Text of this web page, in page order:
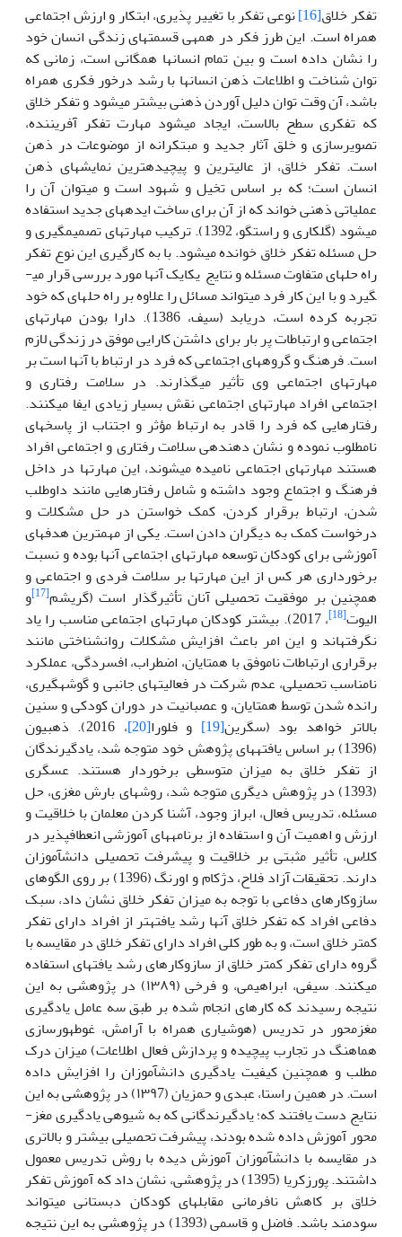
تفکر خلاق[16]
نوعی تفکر با تغییر­ پذیری، ابتکار و ارزش اجتماعی
همراه است. این طرز فکر در همه­ی قسمت­های زندگی انسان خود
را نشان داده است و بین تمام انسان­ها همگانی است، زمانی که
توان شناخت و اطلاعات ذهن انسان­ها با رشد درخور فکری همراه
باشد، آن وقت توان دلیل آوردن ذهنی بیشتر می­شود و تفکر خلاق
که تفکری سطح بالاست، ایجاد می­شود مهارت تفکر آفریننده،
تصویرسازی و خلق آثار جدید و مبتکرانه از موضوعات در ذهن
است. تفکر خلاق، از عالی­ترین و پیچیده­ترین نمایش­های ذهن
انسان است؛ که بر اساس تخیل و شهود است و می­توان آن را
عملیاتی ذهنی خواند که از آن برای ساخت ایده­های جدید استفاده
می­شود (گلکاری و راستگو، 1392). ترکیب مهارت­های تصمیم­گیری و
حل مسئله تفکر خلاق خوانده می­شود. با به کار­گیری این نوع تفکر
راه حل­های متفاوت مسئله و نتایج یکایک آن­ها مورد بررسی قرار می­
گیرد و با این کار فرد می­تواند مسائل را علاوه بر راه حل­های که خود
تجربه کرده است، دریابد (سیف، 1386). دارا بودن مهارت­های
اجتماعی و ارتباطات پر بار برای داشتن کارایی موفق در زندگی لازم
است. فرهنگ و گروه­های اجتماعی که فرد در ارتباط با آن­ها است بر
مهارت­های اجتماعی وی تأثیر می­گذارند. در سلامت رفتاری و
اجتماعی افراد مهارت­های اجتماعی نقش بسیار زیادی ایفا می­کنند.
رفتارهایی که فرد را قادر به ارتباط مؤثر و اجتناب از پاسخ­های
نامطلوب نموده و نشان دهنده­ی سلامت رفتاری و اجتماعی افراد
هستند مهارت­های اجتماعی نامیده می­شوند، این مهارت­ها در داخل
فرهنگ و اجتماع وجود داشته و شامل رفتارهایی مانند داوطلب
شدن، ارتباط برقرار کردن، کمک خواستن در حل مشکلات و
درخواست کمک به دیگران دادن است. یکی از مهمترین هدف­های
آموزشی برای کودکان توسعه مهارت­های اجتماعی آن­ها بوده و نسبت
برخورداری هر کس از این مهارت­ها بر سلامت فردی و اجتماعی و
همچنین بر موفقیت تحصیلی آنان تأثیر­گذار است (گریشم[17]
و
الیوت[18]
، 2017). بیشتر کودکان مهارت­های اجتماعی مناسب را یاد
نگرفته­اند و این امر باعث افزایش مشکلات روانشناختی مانند
برقراری ارتباطات ناموفق با همتایان، اضطراب، افسردگی، عملکرد
نامناسب تحصیلی، عدم شرکت در فعالیت­های جانبی و گوشه­گیری،
رانده شدن توسط همتایان، و عصبانیت در دوران کودکی و سنین
بالاتر خواهد بود (سگرین[19] و فلورا[20]
، 2016). ذهبیون
(1396) بر اساس یافته­های پژوهش خود متوجه شد، یادگیرندگان
از تفکر خلاق به میزان متوسطی برخوردار هستند. عسگری
(1393) در پژوهش دیگری متوجه شد، روش­های بارش مغزی، حل
مسئله، تدریس فعال، ابراز وجود، آشنا کردن معلمان با خلاقیت و
ارزش و اهمیت آن و استفاده از برنامه­های آموزشی انعطاف­پذیر در
کلاس، تأثیر مثبتی بر خلاقیت و پیشرفت تحصیلی دانش­آموزان
دارند. تحقیقات آزاد فلاح، دژکام و اورنگ (1396) بر روی الگوهای
سازوکارهای دفاعی با توجه به میزان تفکر خلاق نشان داد، سبک
دفاعی افراد که تفکر خلاق آن­ها رشد یافته­تر از افراد دارای تفکر
کمتر خلاق است، و به طور کلی افراد دارای تفکر خلاق در مقایسه با
گروه دارای تفکر کمتر خلاق از سازوکارهای رشد یافته­ای استفاده
می­کنند. سیفی، ابراهیمی، و فرخی (١٣٨٩) در پژوهشی به این
نتیجه رسیدند که کار­های انجام شده بر طبق سه عامل یادگیری
مغزمحور در تدریس (هوشیاری همراه با آرامش، غوطه­ور­سازی
هماهنگ در تجارب پیچیده و پردازش فعال اطلاعات) میزان درک
مطلب و همچنین کیفیت یادگیری دانش­آموزان را افزایش داده
است. در همین راستا، عبدی و حمزیان (١٣٩7) در پژوهشی به این
نتایج دست یافتند که؛ یادگیرندگانی که به شیوه­ی یادگیری مغز­
محور آموزش داده شده بودند، پیشرفت تحصیلی بیشتر و بالاتری
در مقایسه با دانش­آموزان آموزش دیده با روش تدریس معمول
داشتند. پور­زکریا (1395) در پژوهشی، نشان داد که آموزش تفکر
خلاق بر کاهش نافرمانی مقابله­ای کودکان دبستانی می­تواند
سودمند باشد. فاضل و قاسمی (1393) در پژوهشی به این نتیجه